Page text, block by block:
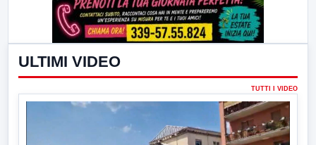
ULTIMI VIDEO
TUTTI I VIDEO